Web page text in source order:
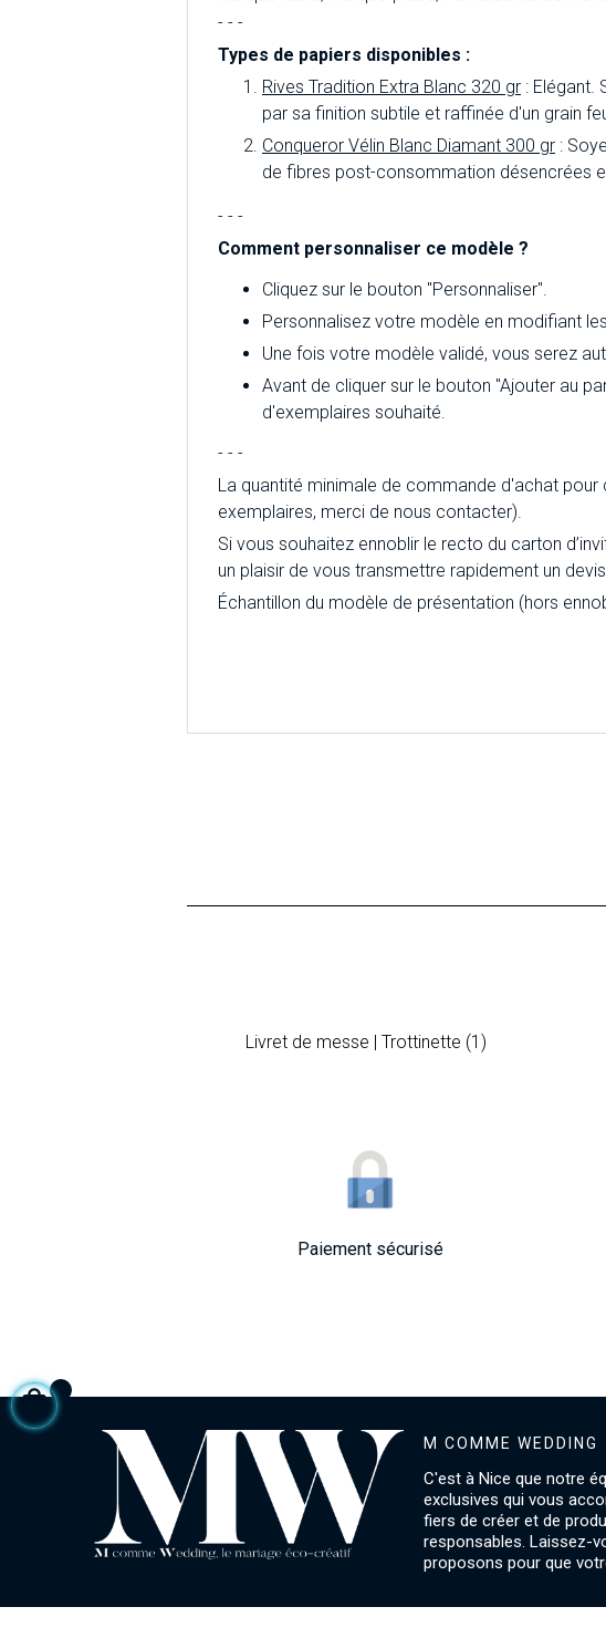
- - -
Types de papiers disponibles :
Rives Tradition Extra Blanc 320 gr : Elégant.
par sa finition subtile et raffinée d'un grain
Conqueror Vélin Blanc Diamant 300 gr :
de fibres post-consommation désencrées
- - -
Comment personnaliser ce modèle ?
Cliquez sur le bouton "Personnaliser".
Personnalisez votre modèle en modifiant
Une fois votre modèle validé, vous serez
Avant de cliquer sur le bouton "Ajouter au
d'exemplaires souhaité.
- - -
La quantité minimale de commande d'achat
exemplaires, merci de nous contacter).
Si vous souhaitez ennoblir le recto du carton
un plaisir de vous transmettre rapidement un
Échantillon du modèle de présentation (hors
Livret de messe | Trottinette (1)
Paiement sécurisé
M COMME WEDDING
C'est à Nice que notre
exclusives qui vous
fiers de créer et de
responsables. Laissez-
proposons pour que